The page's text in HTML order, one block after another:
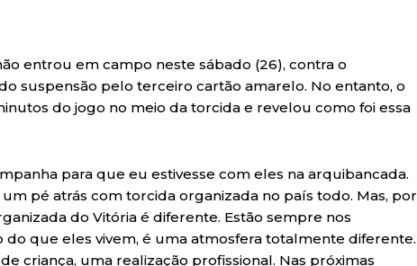
entrou em campo neste sábado (26), contra o
suspensão pelo terceiro cartão amarelo. No entanto, o
do jogo no meio da torcida e revelou como foi essa
para que eu estivesse com eles na arquibancada.
pé atrás com torcida organizada no país todo. Mas, por
do Vitória é diferente. Estão sempre nos
que eles vivem, é uma atmosfera totalmente diferente.
criança, uma realização profissional. Nas próximas